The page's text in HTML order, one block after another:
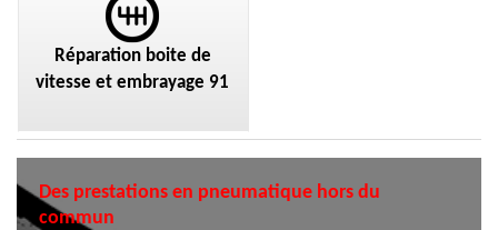
Réparation boite de
vitesse et embrayage 91
Des prestations en pneumatique hors du
commun